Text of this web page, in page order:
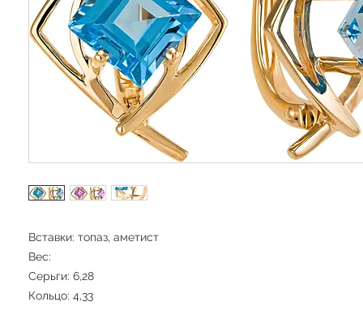
Вставки: топаз, аметист
Вес:
Серьги: 6,28
Кольцо: 4,33